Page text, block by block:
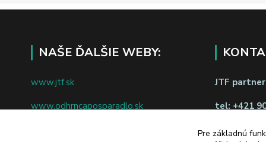
NAŠE ĎALŠIE WEBY:
www.jtf.sk
www.odhrncaposparadlo.sk
JTF
tel: +421
napíšte nám
Pre základnú